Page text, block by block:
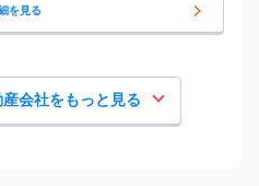
を見る
会社をもっと見る